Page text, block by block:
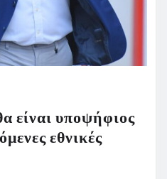
είναι υποψήφιος
εθνικές